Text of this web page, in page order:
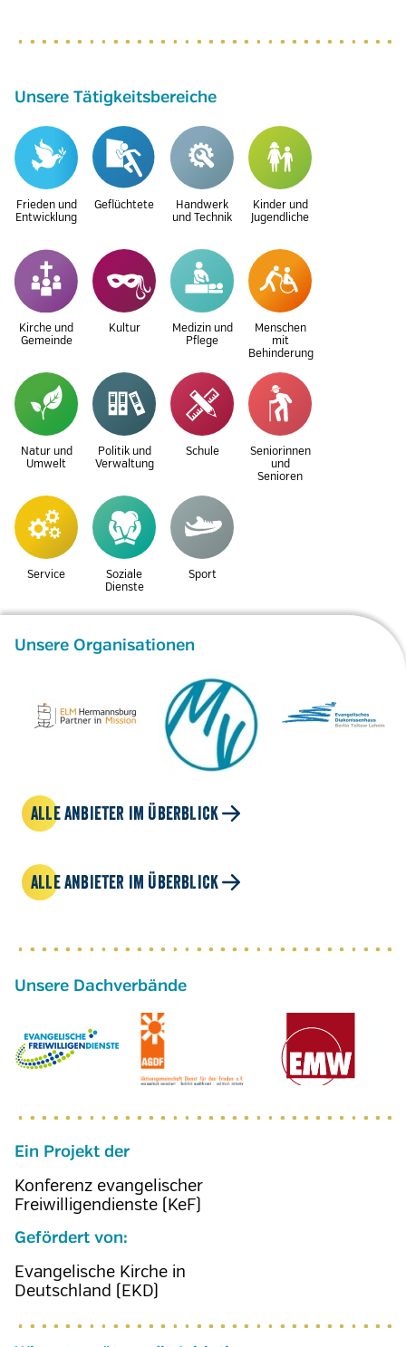
Unsere Tätigkeitsbereiche
Frieden und
Entwicklung
Geflüchtete
Handwerk
und Technik
Kinder und
Jugendliche
Kirche und
Gemeinde
Kultur
Medizin und
Pflege
Menschen
mit
Behinderung
Natur und
Umwelt
Politik und
Verwaltung
Schule
Seniorinnen
und
Senioren
Service
Soziale
Dienste
Sport
Unsere Organisationen
ALLE ANBIETER IM ÜBERBLICK
ALLE ANBIETER IM ÜBERBLICK
Ein Projekt der
Konferenz evangelischer
Freiwilligendienste (KeF)
Gefördert von:
Evangelische Kirche in
Deutschland (EKD)